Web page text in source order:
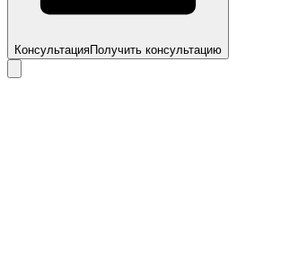
КонсультацияПолучить консультацию